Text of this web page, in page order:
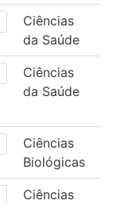
Ciências
da Saúde
Ciências
da Saúde
Ciências
Biológicas
Ciências